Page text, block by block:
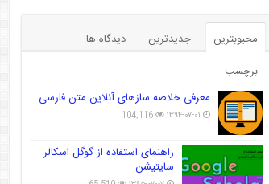
محبوبترین جدیدترین
دیدگاه ها
برچسب
معرفی خلاصه سازهای آنلاین متن فارسی
۱۳۹۴-۰۷-۰۱ 104,116
راهنمای استفاده از گوگل اسکالر
سایتیشن